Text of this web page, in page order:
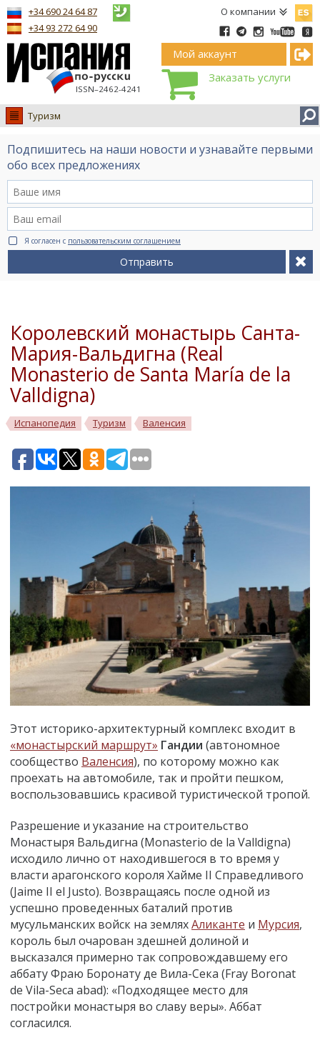
О компании
ISSN–2462-4241
+34 690 24 64 87
+34 93 272 64 90
Мой аккаунт
Заказать услуги
Испания
Иммиграция
Лечение
Недвижимость
Бизнес
Документы
Туризм
Подпишитесь на наши новости и узнавайте первыми
обо всех предложениях
Я согласен с пользовательским соглашением
Отправить
Королевский монастырь Санта-
Мария-Вальдигна (Real
Monasterio de Santa María de la
Valldigna)
Испанопедия Туризм Валенсия
Этот историко-архитектурный комплекс входит в
«монастырский маршрут» Гандии (автономное
сообщество Валенсия), по которому можно как
проехать на автомобиле, так и пройти пешком,
воспользовавшись красивой туристической тропой.
Разрешение и указание на строительство
Монастыря Вальдигна (Monasterio de la Valldigna)
исходило лично от находившегося в то время у
власти арагонского короля Хайме II Справедливого
(Jaime II el Justo). Возвращаясь после одной из
успешно проведенных баталий против
мусульманских войск на земляхАликанте и Мурсия,
король был очарован здешней долиной и
высказался примерно так сопровождавшему его
аббату Фраю Боронату де Вила-Сека (Fray Boronat
de Vila-Seca abad): «Подходящее место для
постройки монастыря во славу веры». Аббат
согласился.